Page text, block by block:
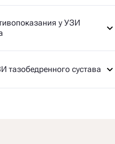
у УЗИ
тазобедренного сустава